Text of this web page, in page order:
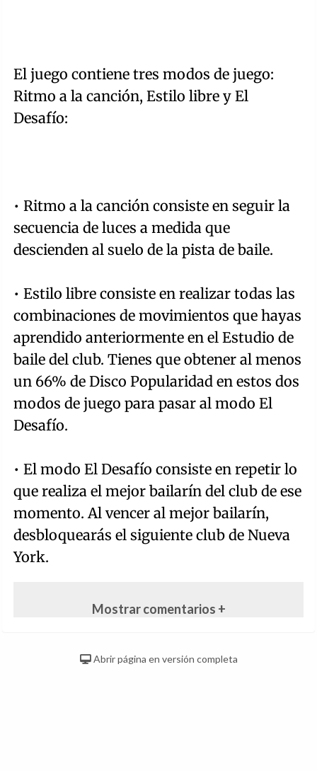
El juego contiene tres modos de juego:
Ritmo a la canción, Estilo libre y El
Desafío:
• Ritmo a la canción consiste en seguir la
secuencia de luces a medida que
descienden al suelo de la pista de baile.
• Estilo libre consiste en realizar todas las
combinaciones de movimientos que hayas
aprendido anteriormente en el Estudio de
baile del club. Tienes que obtener al menos
un 66% de Disco Popularidad en estos dos
modos de juego para pasar al modo El
Desafío.
• El modo El Desafío consiste en repetir lo
que realiza el mejor bailarín del club de ese
momento. Al vencer al mejor bailarín,
desbloquearás el siguiente club de Nueva
York.
Mostrar comentarios +
Abrir página en versión completa